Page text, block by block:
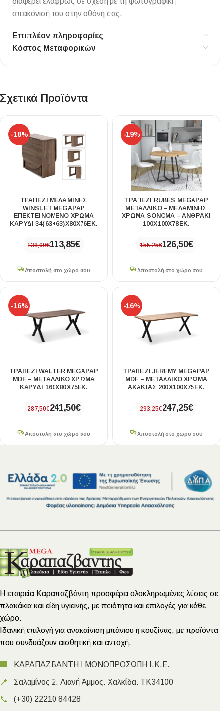
απεικόνισή του στην οθόνη σας.
Επιπλέον πληροφορίες
Κόστος Μεταφορικών
Σχετικά Προϊόντα
-18%
ΤΡΑΠΈΖΙ ΜΕΛΑΜΊΝΗΣ
WINSLET MEGAPAP
ΕΠΕΚΤΕΙΝΌΜΕΝΟ ΧΡΏΜΑ
ΚΑΡΥΔΊ 34(63+63)X80X76ΕΚ.
138,00€113,85€
Αποστολή στο χώρο σου
-19%
ΤΡΑΠΈΖΙ RUBES MEGAPAP
ΜΕΤΑΛΛΙΚΌ – ΜΕΛΑΜΊΝΗΣ
ΧΡΏΜΑ SONOMA – ΑΝΘΡΑΚΊ
100X100X78ΕΚ.
155,25€126,50€
Αποστολή στο χώρο σου
-16%
ΤΡΑΠΈΖΙ WALTER MEGAPAP
MDF – ΜΕΤΑΛΛΙΚΌ ΧΡΏΜΑ
ΚΑΡΥΔΊ 160X80X75ΕΚ.
287,50€241,50€
Αποστολή στο χώρο σου
-16%
ΤΡΑΠΈΖΙ JEREMY MEGAPAP
MDF – ΜΕΤΑΛΛΙΚΌ ΧΡΏΜΑ
ΑΚΑΚΊΑΣ 200X100X75ΕΚ.
293,25€247,25€
Αποστολή στο χώρο σου
Η εταιρεία Καραπαζβάντη προσφέρει ολοκληρωμένες λύσεις σε
πλακάκια και είδη υγιεινής, με ποιότητα και επιλογές για κάθε
χώρο.
Ιδανική επιλογή για ανακαίνιση μπάνιου ή κουζίνας, με προϊόντα
που συνδυάζουν αισθητική και αντοχή.
🏢 ΚΑΡΑΠΑΖΒΑΝΤΗ Ι ΜΟΝΟΠΡΟΣΩΠΗ Ι.Κ.Ε.
📍 Σαλαμίνος 2, Λιανή Άμμος, Χαλκίδα, ΤΚ34100
📞 (+30) 22210 84428